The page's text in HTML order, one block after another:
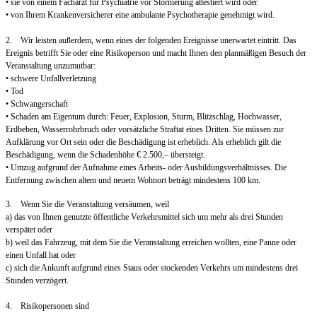
• sie von einem Facharzt für Psychiatrie vor Stornierung attestiert wird oder
• von Ihrem Krankenversicherer eine ambulante Psychotherapie genehmigt wird.
2. Wir leisten außerdem, wenn eines der folgenden Ereignisse unerwartet eintritt. Das
Ereignis betrifft Sie oder eine Risikoperson und macht Ihnen den planmäßigen Besuch der
Veranstaltung unzumutbar:
• schwere Unfallverletzung
• Tod
• Schwangerschaft
• Schaden am Eigentum durch: Feuer, Explosion, Sturm, Blitzschlag, Hochwasser,
Erdbeben, Wasserrohrbruch oder vorsätzliche Straftat eines Dritten. Sie müssen zur
Aufklärung vor Ort sein oder die Beschädigung ist erheblich. Als erheblich gilt die
Beschädigung, wenn die Schadenhöhe € 2.500,– übersteigt.
• Umzug aufgrund der Aufnahme eines Arbeits- oder Ausbildungsverhältnisses. Die
Entfernung zwischen altem und neuem Wohnort beträgt mindestens 100 km.
3. Wenn Sie die Veranstaltung versäumen, weil
a) das von Ihnen genutzte öffentliche Verkehrsmittel sich um mehr als drei Stunden
verspätet oder
b) weil das Fahrzeug, mit dem Sie die Veranstaltung erreichen wollten, eine Panne oder
einen Unfall hat oder
c) sich die Ankunft aufgrund eines Staus oder stockenden Verkehrs um mindestens drei
Stunden verzögert.
4. Risikopersonen sind